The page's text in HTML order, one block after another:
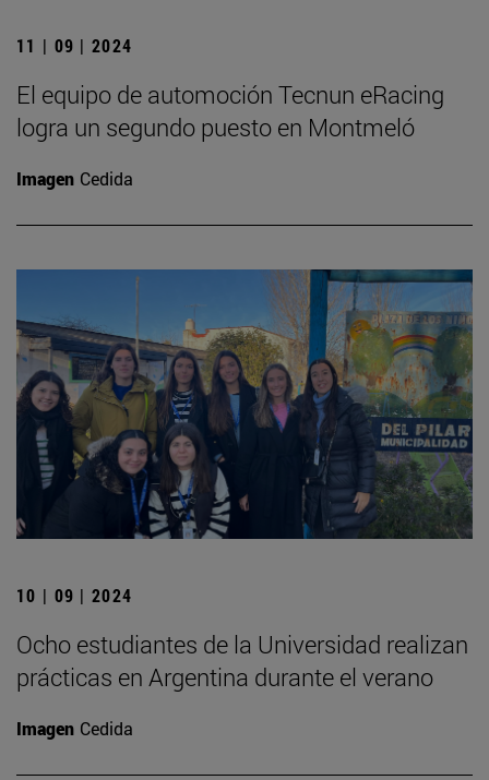
11 | 09 | 2024
El equipo de automoción Tecnun eRacing
logra un segundo puesto en Montmeló
Imagen Cedida
10 | 09 | 2024
Ocho estudiantes de la Universidad realizan
prácticas en Argentina durante el verano
Imagen Cedida